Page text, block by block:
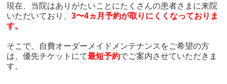
現在、当院はありがたいことにたくさんの患者さまに来院
いただいており、3〜4ヵ月予約が取りにくくなっておりま
す。
そこで、自費オーダーメイドメンテナンスをご希望の方
は、優先チケットにて最短予約でご案内させていただきま
す。